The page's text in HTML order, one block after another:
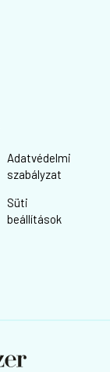
Adatvédelmi
szabályzat
Süti
beállítások